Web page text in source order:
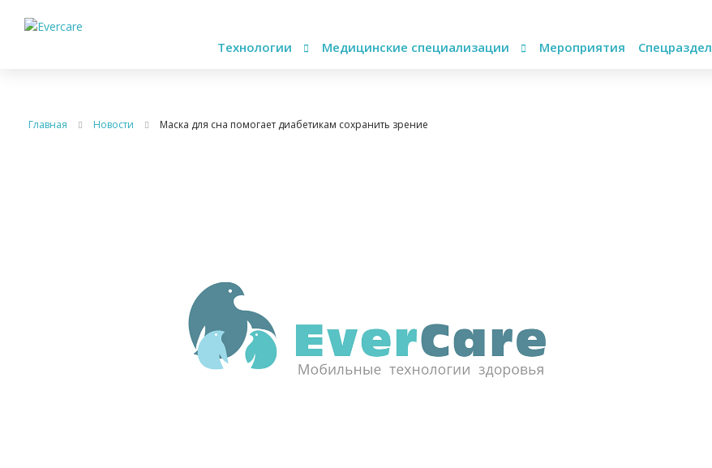
Технологии Медицинские специализации Мероприятия Спецраздел
Главная Новости Маска для сна помогает диабетикам сохранить зрение